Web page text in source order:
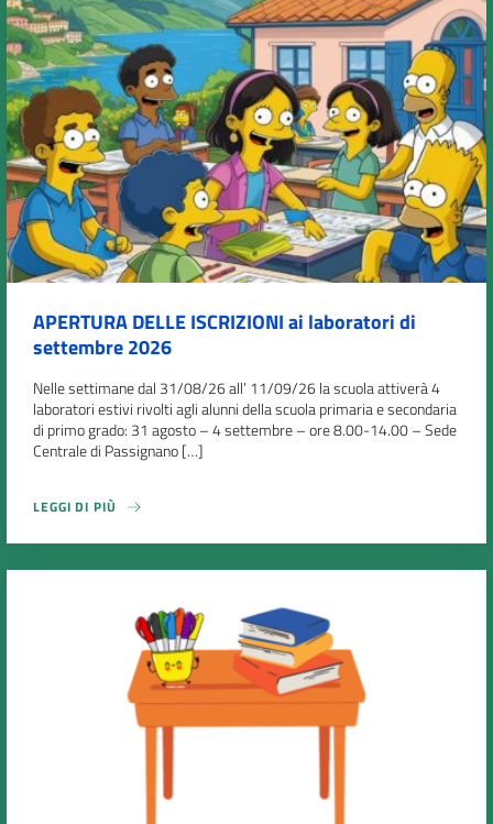
APERTURA DELLE ISCRIZIONI ai laboratori di
settembre 2026
Nelle settimane dal 31/08/26 all’ 11/09/26 la scuola attiverà 4
laboratori estivi rivolti agli alunni della scuola primaria e secondaria
di primo grado: 31 agosto – 4 settembre – ore 8.00-14.00 – Sede
Centrale di Passignano […]
LEGGI DI PIÙ